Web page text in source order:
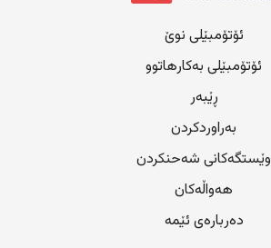
ئۆتۆمبێلی نوێ
ئۆتۆمبێلی بەکارهاتوو
ڕێبەر
بەراوردکردن
وێستگەکانی شەحنکردن
هەواڵەکان
دەربارەی ئێمە